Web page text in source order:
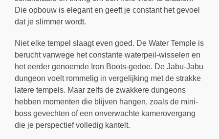
Die opbouw is elegant en geeft je constant het gevoel
dat je slimmer wordt.
Niet elke tempel slaagt even goed. De Water Temple is
berucht vanwege het constante waterpeil-wisselen en
het eerder genoemde Iron Boots-gedoe. De Jabu-Jabu
dungeon voelt rommelig in vergelijking met de strakke
latere tempels. Maar zelfs de zwakkere dungeons
hebben momenten die blijven hangen, zoals de mini-
boss gevechten of een onverwachte kamerovergang
die je perspectief volledig kantelt.